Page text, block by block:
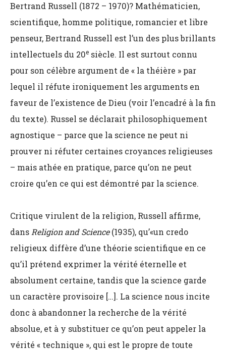
Bertrand Russell (1872 – 1970)? Mathématicien,
scientifique, homme politique, romancier et libre
penseur, Bertrand Russell est l’un des plus brillants
intellectuels du 20e siècle. Il est surtout connu
pour son célèbre argument de « la théière » par
lequel il réfute ironiquement les arguments en
faveur de l’existence de Dieu (voir l’encadré à la fin
du texte). Russel se déclarait philosophiquement
agnostique – parce que la science ne peut ni
prouver ni réfuter certaines croyances religieuses
– mais athée en pratique, parce qu’on ne peut
croire qu’en ce qui est démontré par la science.
Critique virulent de la religion, Russell affirme,
dans Religion and Science(1935), qu’«un credo
religieux diffère d’une théorie scientifique en ce
qu’il prétend exprimer la vérité éternelle et
absolument certaine, tandis que la science garde
un caractère provisoire […]. La science nous incite
donc à abandonner la recherche de la vérité
absolue, et à y substituer ce qu’on peut appeler la
vérité « technique », qui est le propre de toute